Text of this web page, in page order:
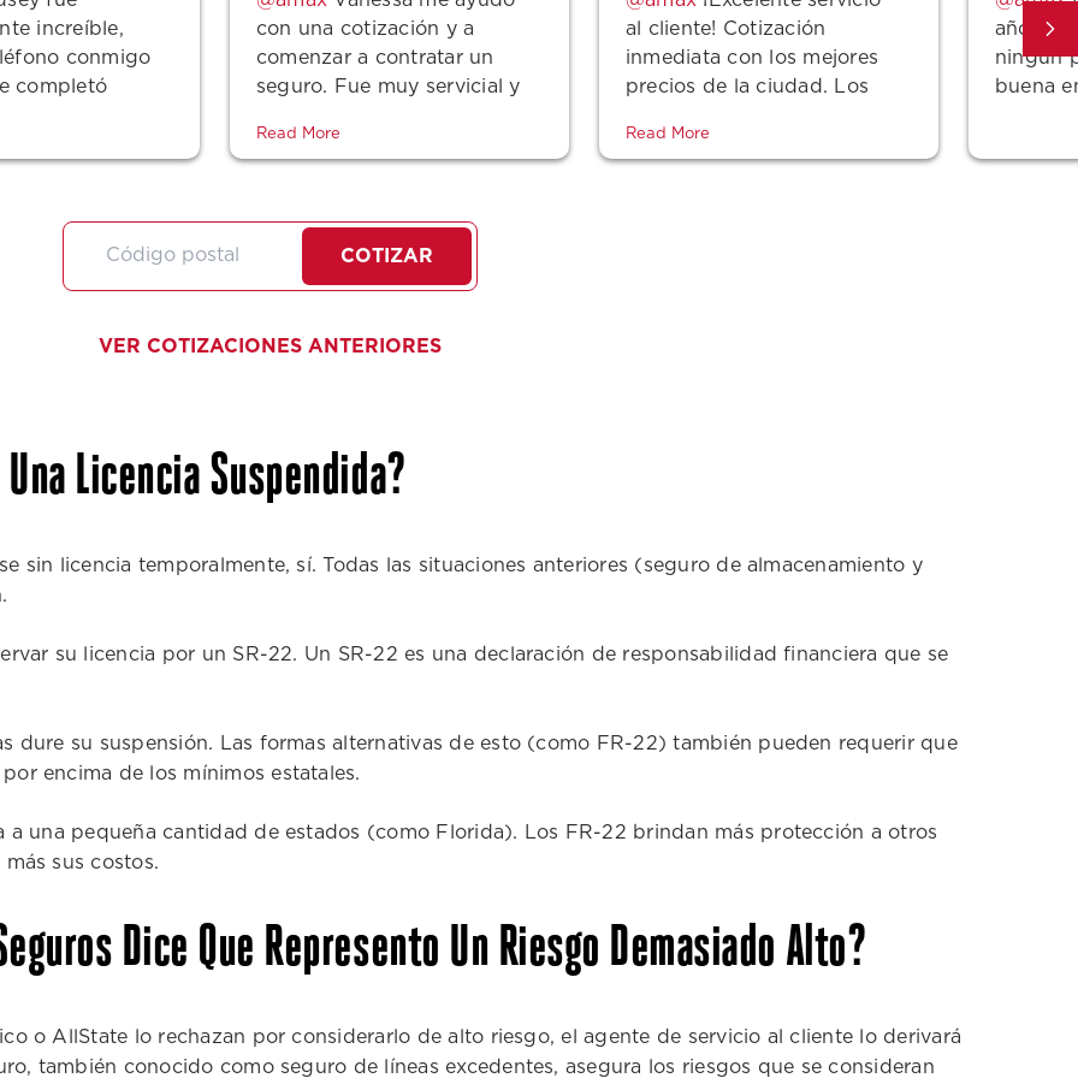
increíble,
conmigo
completó
¡las tarifas
creo que los
con una cotización y a
comenzar a contratar un
seguro. Fue muy servicial y
Fue muy amable y muy
Read More
al cliente! Cotización
inmediata con los mejores
precios de la ciudad. Los
años y siempre están
Read More
años
ningún
buena
COTIZAR
VER COTIZACIONES ANTERIORES
Licencia Suspendida?
sin licencia temporalmente, sí. Todas las situaciones anteriores (seguro de almacenamiento y
su licencia por un SR-22. Un SR-22 es una declaración de responsabilidad financiera que se
dure su suspensión. Las formas alternativas de esto (como FR-22) también pueden requerir que
encima de los mínimos estatales.
a una pequeña cantidad de estados (como Florida). Los FR-22 brindan más protección a otros
sus costos.
Dice Que Represento Un Riesgo Demasiado Alto?
o AllState lo rechazan por considerarlo de alto riesgo, el agente de servicio al cliente lo derivará
también conocido como seguro de líneas excedentes, asegura los riesgos que se consideran